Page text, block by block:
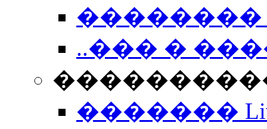
��������
..��� �
����������
�������